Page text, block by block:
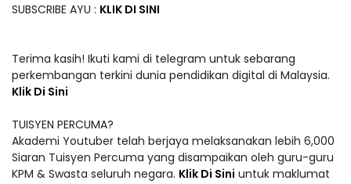
SUBSCRIBE AYU : KLIK DI SINI
Terima kasih! Ikuti kami di telegram untuk sebarang
perkembangan terkini dunia pendidikan digital di Malaysia.
Klik Di Sini
TUISYEN PERCUMA?
Akademi Youtuber telah berjaya melaksanakan lebih 6,000
Siaran Tuisyen Percuma yang disampaikan oleh guru-guru
KPM & Swasta seluruh negara. Klik Di Sini untuk maklumat